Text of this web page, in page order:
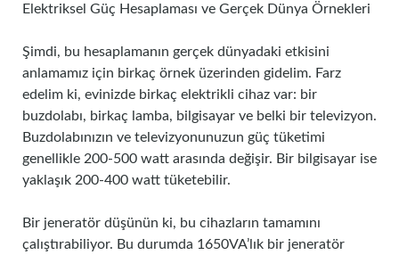
Elektriksel Güç Hesaplaması ve Gerçek Dünya Örnekleri
Şimdi, bu hesaplamanın gerçek dünyadaki etkisini
anlamamız için birkaç örnek üzerinden gidelim. Farz
edelim ki, evinizde birkaç elektrikli cihaz var: bir
buzdolabı, birkaç lamba, bilgisayar ve belki bir televizyon.
Buzdolabınızın ve televizyonunuzun güç tüketimi
genellikle 200-500 watt arasında değişir. Bir bilgisayar ise
yaklaşık 200-400 watt tüketebilir.
Bir jeneratör düşünün ki, bu cihazların tamamını
çalıştırabiliyor. Bu durumda 1650VA’lık bir jeneratör